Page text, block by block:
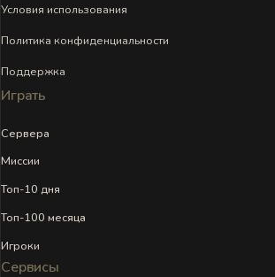
Условия использования
Политика конфиденциальности
Поддержка
Играть
Сервера
Миссии
Топ-10 дня
Топ-100 месяца
Игроки
Сервисы